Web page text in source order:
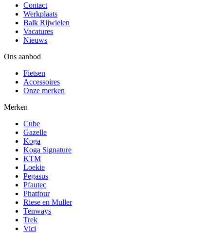
Contact
Werkplaats
Balk Rijwielen
Vacatures
Nieuws
Ons aanbod
Fietsen
Accessoires
Onze merken
Merken
Cube
Gazelle
Koga
Koga Signature
KTM
Loekie
Pegasus
Pfautec
Phatfour
Riese en Muller
Tenways
Trek
Vici